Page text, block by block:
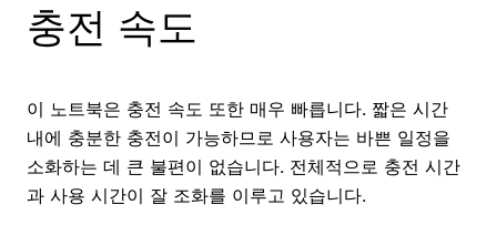
충전 속도
이 노트북은 충전 속도 또한 매우 빠릅니다. 짧은 시간
내에 충분한 충전이 가능하므로 사용자는 바쁜 일정을
소화하는 데 큰 불편이 없습니다. 전체적으로 충전 시간
과 사용 시간이 잘 조화를 이루고 있습니다.